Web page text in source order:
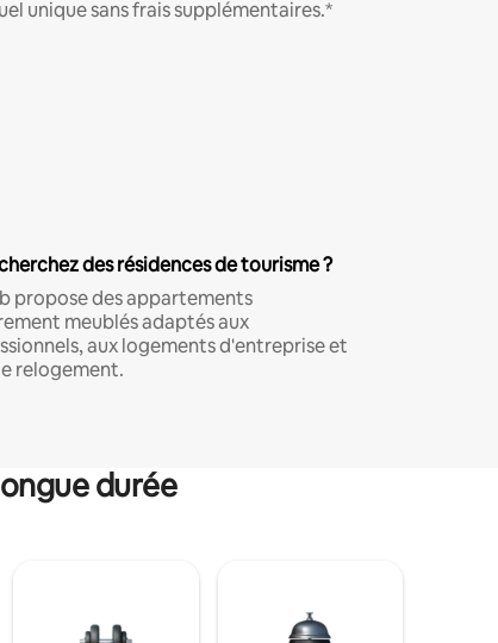
unique sans frais supplémentaires.*
des résidences de tourisme ?
propose des appartements
meublés adaptés aux
aux logements d'entreprise et
relogement.
durée